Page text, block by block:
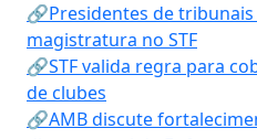
🔗Presidentes de
magistratura no STF
🔗STF valida regra para
de clubes
🔗AMB discute